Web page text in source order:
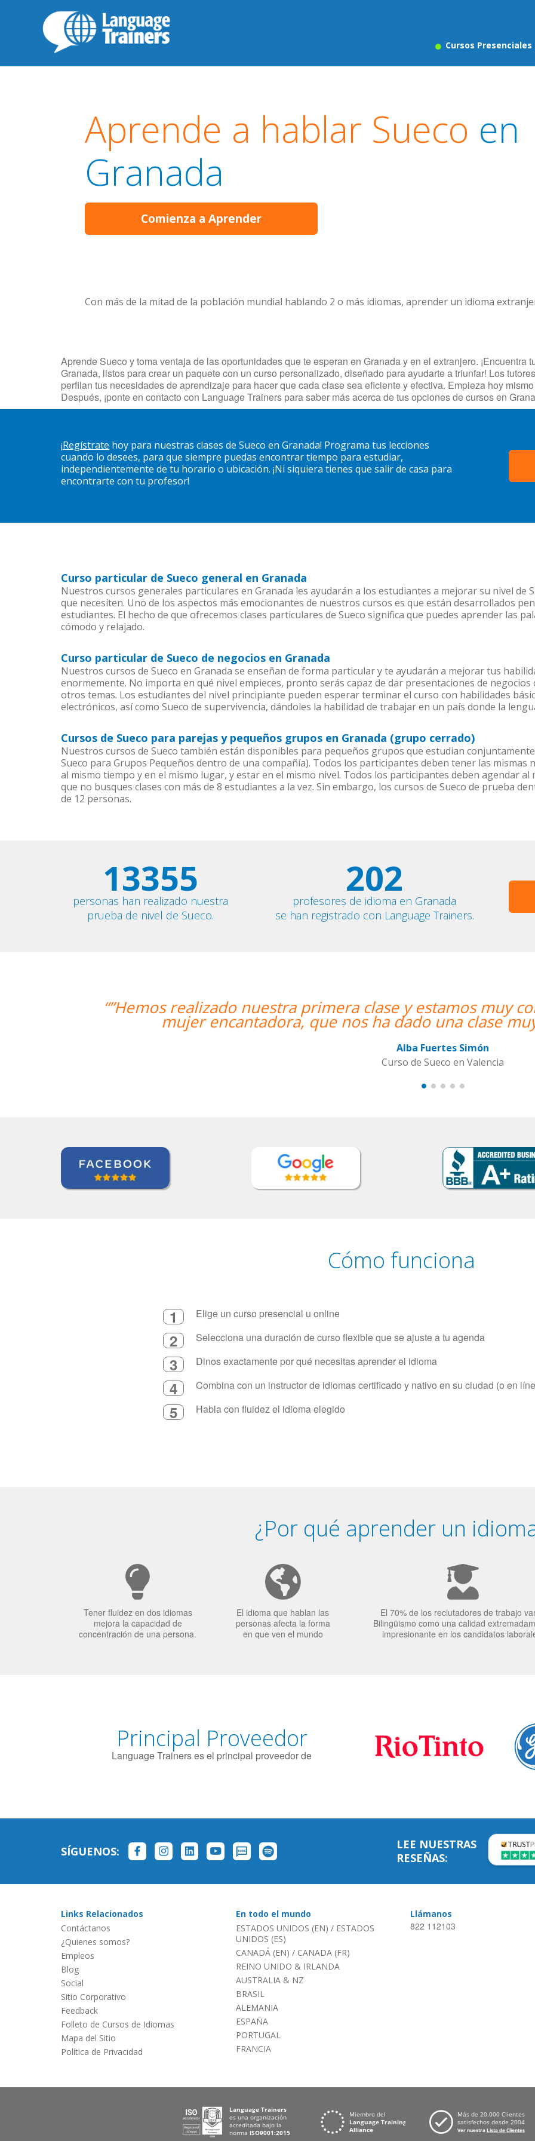
Cursos Presenciales
Aprende a hablar Sueco en
Granada
Comienza a Aprender
Con más de la mitad de la población mundial hablando 2 o más idiomas, aprender un idioma
Aprende Sueco y toma ventaja de las oportunidades que te esperan en Granada y en el extranjero. ¡Encuentra
Granada, listos para crear un paquete con un curso personalizado, diseñado para ayudarte a triunfar! Los
perfilan tus necesidades de aprendizaje para hacer que cada clase sea eficiente y efectiva. Empieza hoy
Después, ¡ponte en contacto con Language Trainers para saber más acerca de tus opciones de cursos en
¡Regístrate hoy para nuestras clases de Sueco en Granada! Programa tus lecciones
cuando lo desees, para que siempre puedas encontrar tiempo para estudiar,
independientemente de tu horario o ubicación. ¡Ni siquiera tienes que salir de casa para
encontrarte con tu profesor!
Curso particular de Sueco general en Granada
Nuestros cursos generales particulares en Granada les ayudarán a los estudiantes a mejorar su nivel de
que necesiten. Uno de los aspectos más emocionantes de nuestros cursos es que están desarrollados
estudiantes. El hecho de que ofrecemos clases particulares de Sueco significa que puedes aprender las
cómodo y relajado.
Curso particular de Sueco de negocios en Granada
Nuestros cursos de Sueco en Granada se enseñan de forma particular y te ayudarán a mejorar tus
enormemente. No importa en qué nivel empieces, pronto serás capaz de dar presentaciones de
otros temas. Los estudiantes del nivel principiante pueden esperar terminar el curso con habilidades
electrónicos, así como Sueco de supervivencia, dándoles la habilidad de trabajar en un país donde la
Cursos de Sueco para parejas y pequeños grupos en Granada (grupo cerrado)
Nuestros cursos de Sueco también están disponibles para pequeños grupos que estudian
Sueco para Grupos Pequeños dentro de una compañía). Todos los participantes deben tener las mismas
al mismo tiempo y en el mismo lugar, y estar en el mismo nivel. Todos los participantes deben agendar
que no busques clases con más de 8 estudiantes a la vez. Sin embargo, los cursos de Sueco de prueba
de 12 personas.
13355
personas han realizado nuestra
prueba de nivel de Sueco.
202
profesores de idioma en Granada
se han registrado con Language Trainers.
primera clase y estamos muy contentos. Nuestra profesora es una
que nos ha dado una clase muy dinámica y entretenida.””
Cómo funciona
1 Elige un curso presencial u online
2 Selecciona una duración de curso flexible que se ajuste a tu agenda
3 Dinos exactamente por qué necesitas aprender el idioma
4 Combina con un instructor de idiomas certificado y nativo en su ciudad (o en
5 Habla con fluidez el idioma elegido
¿Por qué aprender un
Tener fluidez en dos idiomas
mejora la capacidad de
concentración de una persona.
El idioma que hablan las
personas afecta la forma
en que ven el mundo
El 70% de los reclutadores de trabajo
Bilingüismo como una calidad
impresionante en los candidatos
Principal Proveedor
Language Trainers es el principal proveedor de
SÍGUENOS:
LEE NUESTRAS
RESEÑAS:
Links Relacionados
Contáctanos
¿Quienes somos?
Empleos
Blog
Social
Sitio Corporativo
Feedback
Folleto de Cursos de Idiomas
Mapa del Sitio
Política de Privacidad
En todo el mundo
ESTADOS UNIDOS (EN) / ESTADOS
UNIDOS (ES)
CANADÁ (EN) / CANADA (FR)
REINO UNIDO & IRLANDA
AUSTRALIA & NZ
BRASIL
ALEMANIA
ESPAÑA
PORTUGAL
FRANCIA
Llámanos
822 112103